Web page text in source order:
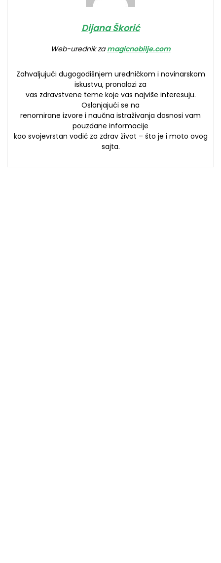
Dijana Škorić
Web-urednik zamagicnobilje.com
Zahvaljujući dugogodišnjem uredničkom i novinarskom
iskustvu, pronalazi za
vas zdravstvene teme koje vas najviše interesuju.
Oslanjajući se na
renomirane izvore i naučna istraživanja dosnosi vam
pouzdane informacije
kao svojevrstan vodič za zdrav život – što je i moto ovog
sajta.